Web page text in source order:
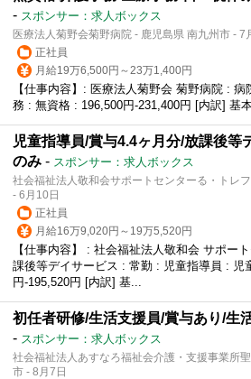
- スポンサー：求人ボックス
医療法人菊野会菊野病院 - 鹿児島県 南九州市 - 7
正社員
月給19万6,500円～23万1,400円
【仕事内容】: 医療法人菊野会 菊野病院 :
務 : 無資格 : 196,500円-231,400円 [内訳] 基
児童指導員/賞与4.4ヶ月分/放課後等
のみ - スポンサー：求人ボックス
社会福祉法人敬和会サポートセンターる・トレ
- 6月10日
正社員
月給16万9,020円～19万5,520円
【仕事内容】 : 社会福祉法人敬和会 サポー
課後等デイサービス : 常勤 : 児童指導員 : 児
円-195,520円 [内訳] 基...
初任者研修/生活支援員/賞与あり/生
- スポンサー：求人ボックス
社会福祉法人あすなろ福祉会介護・支援事業所
市 - 8月7日